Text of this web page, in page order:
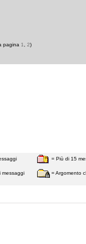
pagina 1 2)
messaggi
= Più di 15
= Argomento